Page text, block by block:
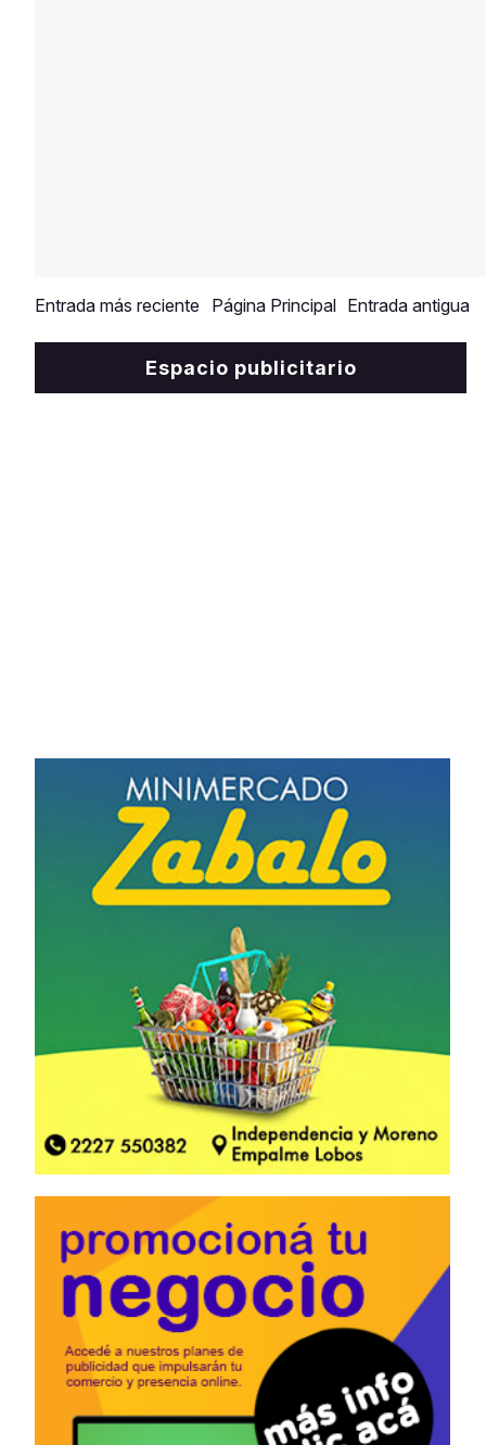
Entrada más reciente Entrada antigua
Página Principal
Espacio publicitario